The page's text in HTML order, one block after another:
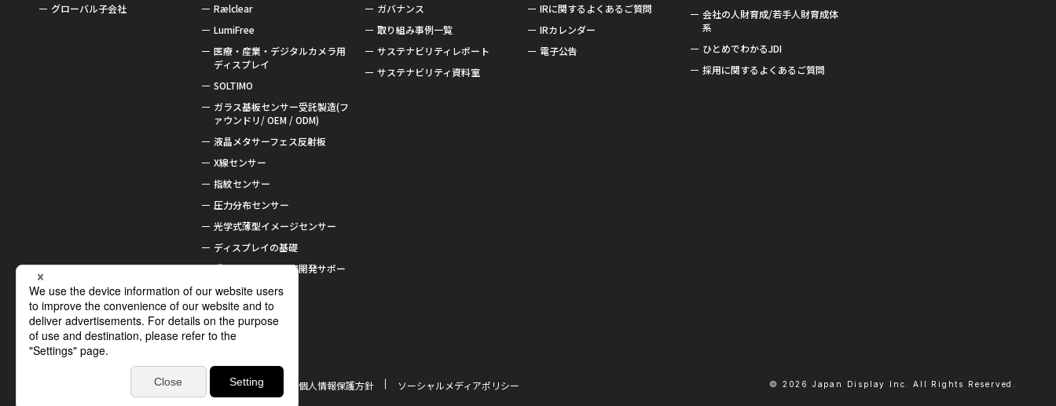
グローバル子会社
Rælclear
LumiFree
医療・産業・デジタルカメラ用
ディスプレイ
SOLTIMO
ガラス基板センサー受託製造(フ
ァウンドリ/ OEM / ODM)
液晶メタサーフェス反射板
X線センサー
指紋センサー
圧力分布センサー
光学式薄型イメージセンサー
ディスプレイの基礎
受託加工および研究開発サポー
受賞歴
ガバナンス
取り組み事例一覧
サステナビリティレポート
サステナビリティ資料室
IRに関するよくあるご質問
IRカレンダー
電子公告
会社の人財育成/若手人財育成体
系
ひとめでわかるJDI
採用に関するよくあるご質問
サイトマップ サイトのご利用条件 個人情報保護方針 ソーシャルメディアポリシー © 2026 Japan Display Inc. All Rights Reserved.